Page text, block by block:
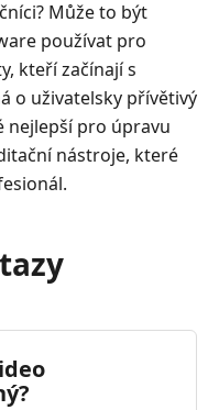
Může to být
používat pro
kteří začínají s
o uživatelsky přívětivý
nejlepší pro úpravu
nástroje, které